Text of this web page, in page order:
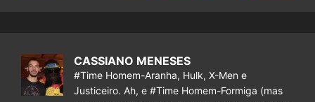
CASSIANO MENESES
#Time Homem-Aranha, Hulk, X-Men e
Justiceiro. Ah, e #Time Homem-Formiga (mas